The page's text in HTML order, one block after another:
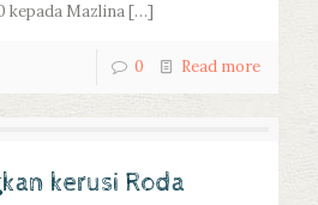
kepada Mazlina[…]
0 Read more
kerusi Roda